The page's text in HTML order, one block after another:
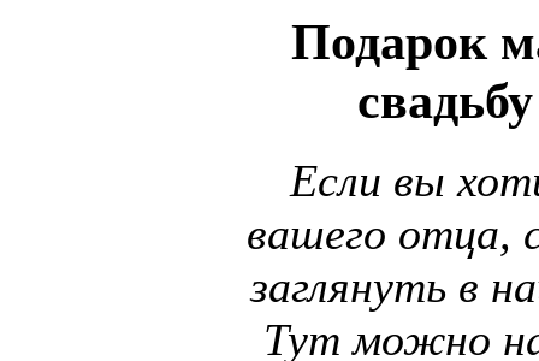
Подарок
Если вы
вашего отца,
заглянуть в
Тут можно